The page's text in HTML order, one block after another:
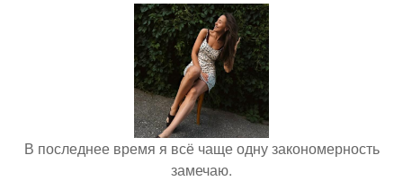
В последнее время я всё чаще одну закономерность
замечаю.